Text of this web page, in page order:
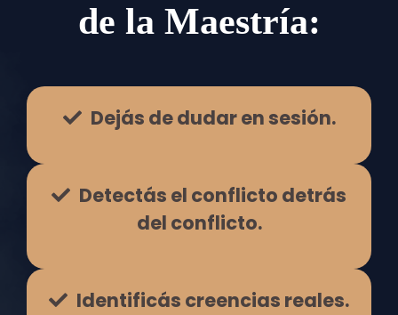
de la Maestría:
Dejás de dudar en sesión.
Detectás el conflicto detrás
del conflicto.
Identificás creencias reales.